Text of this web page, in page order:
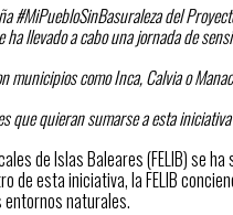
#MiPuebloSinBasuraleza del
llevado a cabo una jornada de
municipios como Inca, Calvia o
que quieran sumarse a esta
de Islas Baleares (FELIB) se
de esta iniciativa, la FELIB
naturales.